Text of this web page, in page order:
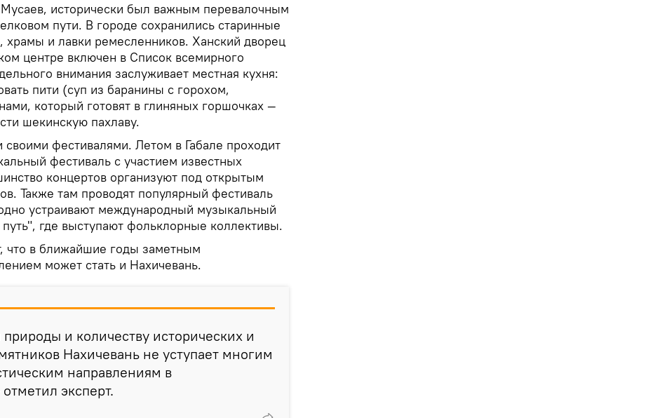
исторически был важным перевалочным
пути. В городе сохранились старинные
храмы и лавки ремесленников. Ханский дворец
центре включен в Список всемирного
внимания заслуживает местная кухня:
пити (суп из баранины с горохом,
который готовят в глиняных горшочках —
шекинскую пахлаву.
своими фестивалями. Летом в Габале проходит
фестиваль с участием известных
концертов организуют под открытым
Также там проводят популярный фестиваль
устраивают международный музыкальный
где выступают фольклорные коллективы.
что в ближайшие годы заметным
может стать и Нахичевань.
и количеству исторических и
Нахичевань не уступает многим
направлениям в
эксперт.